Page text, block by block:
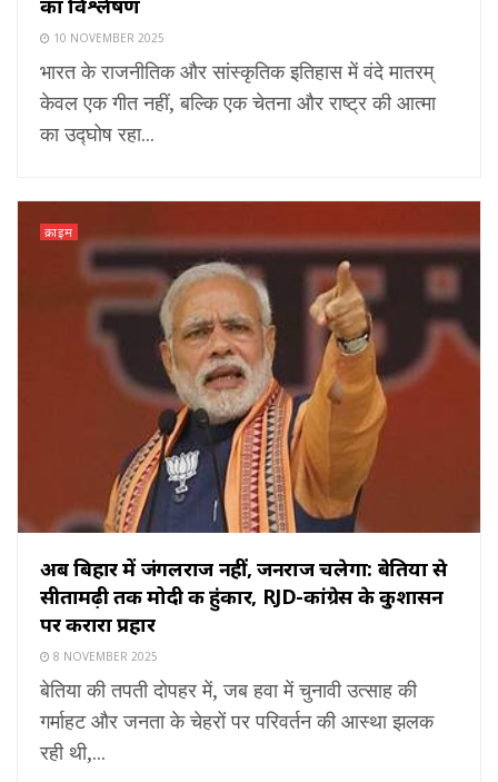
का विश्लेषण
10 NOVEMBER 2025
भारत के राजनीतिक और सांस्कृतिक इतिहास में वंदे मातरम्
केवल एक गीत नहीं, बल्कि एक चेतना और राष्ट्र की आत्मा
का उद्घोष रहा...
क्राइम
अब बिहार में जंगलराज नहीं, जनराज चलेगा: बेतिया से
सीतामढ़ी तक मोदी की हुंकार, RJD-कांग्रेस के कुशासन
पर करारा प्रहार
8 NOVEMBER 2025
बेतिया की तपती दोपहर में, जब हवा में चुनावी उत्साह की
गर्माहट और जनता के चेहरों पर परिवर्तन की आस्था झलक
रही थी,...